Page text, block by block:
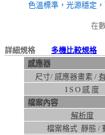
色溫標準，光源穩定
在
詳細規格
多機比較規格
感應器
尺寸/ 感應器畫素 /
I S O 感 度
檔案內容
解析度
檔案格式 靜態 /